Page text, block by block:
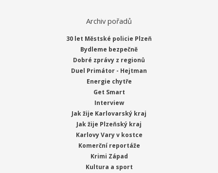
Archiv pořadů
30 let Městské policie Plzeň
Bydleme bezpečně
Dobré zprávy z regionů
Duel Primátor - Hejtman
Energie chytře
Get Smart
Interview
Jak žije Karlovarský kraj
Jak žije Plzeňský kraj
Karlovy Vary v kostce
Komerční reportáže
Krimi Západ
Kultura a sport